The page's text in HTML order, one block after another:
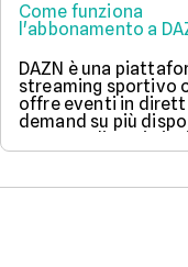
Come funziona
l'abbonamento a
DAZN è una
streaming sportivo
offre eventi in
demand su più
abbonamento, dai
Free fino all’offerta